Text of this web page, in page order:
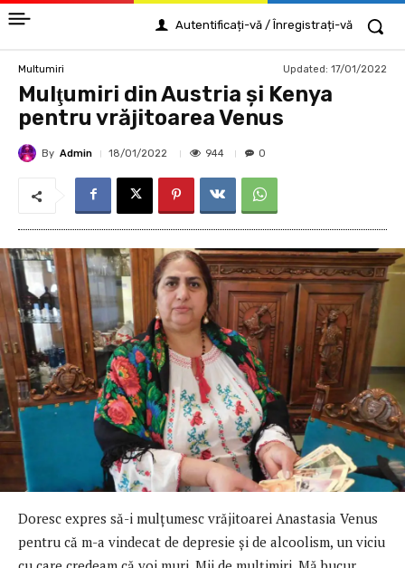
Autentificați-vă / Înregistrați-vă
Multumiri Updated: 17/01/2022
Mulţumiri din Austria și Kenya
pentru vrăjitoarea Venus
By Admin 18/01/2022 944 0
Doresc expres să-i mulţumesc vrăjitoarei Anastasia Venus
pentru că m-a vindecat de depresie și de alcoolism, un viciu